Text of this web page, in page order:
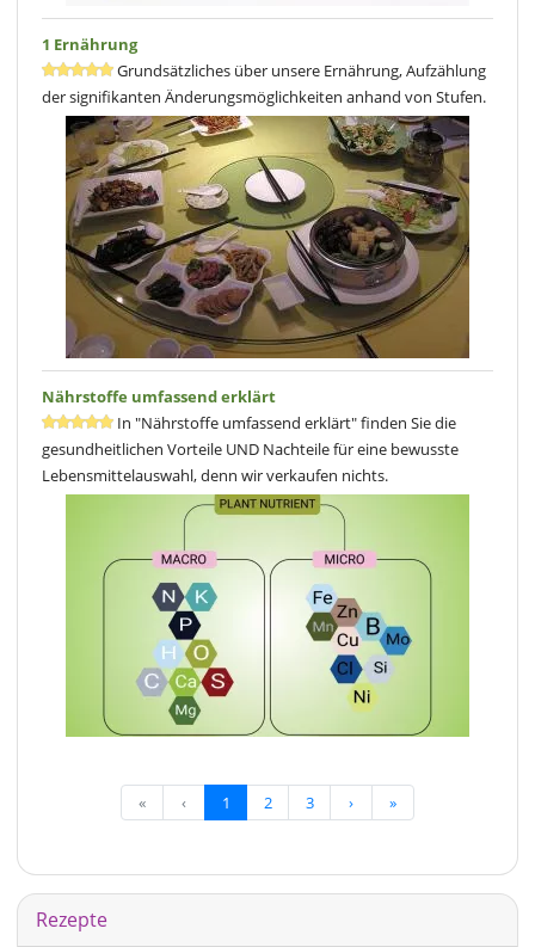
1 Ernährung
Grundsätzliches über unsere Ernährung, Aufzählung
der signifikanten Änderungsmöglichkeiten anhand von Stufen.
Nährstoffe umfassend erklärt
In "Nährstoffe umfassend erklärt" finden Sie die
gesundheitlichen Vorteile UND Nachteile für eine bewusste
Lebensmittelauswahl, denn wir verkaufen nichts.
« ‹ 1 2 3 › »
Rezepte